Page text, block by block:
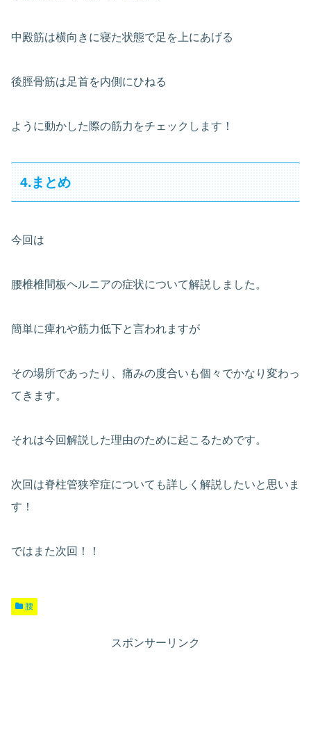
中殿筋は横向きに寝た状態で足を上にあげる
後脛骨筋は足首を内側にひねる
ように動かした際の筋力をチェックします！
4.まとめ
今回は
腰椎椎間板ヘルニアの症状について解説しました。
簡単に痺れや筋力低下と言われますが
その場所であったり、痛みの度合いも個々でかなり変わっ
てきます。
それは今回解説した理由のために起こるためです。
次回は脊柱管狭窄症についても詳しく解説したいと思いま
す！
ではまた次回！！
腰
スポンサーリンク